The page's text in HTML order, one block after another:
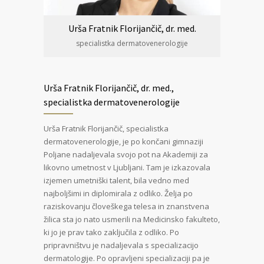
Urša Fratnik Florijančič, dr. med.
specialistka dermatovenerologije
Urša Fratnik Florijančič, dr. med.,
specialistka dermatovenerologije
Urša Fratnik Florijančič, specialistka
dermatovenerologije, je po končani gimnaziji
Poljane nadaljevala svojo pot na Akademiji za
likovno umetnost v Ljubljani. Tam je izkazovala
izjemen umetniški talent, bila vedno med
najboljšimi in diplomirala z odliko. Želja po
raziskovanju človeškega telesa in znanstvena
žilica sta jo nato usmerili na Medicinsko fakulteto,
ki jo je prav tako zaključila z odliko. Po
pripravništvu je nadaljevala s specializacijo
dermatologije. Po opravljeni specializaciji pa je